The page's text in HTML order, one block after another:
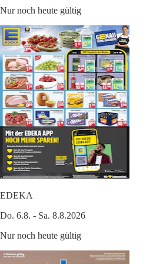
Nur noch heute gültig
EDEKA
Do. 6.8. - Sa. 8.8.2026
Nur noch heute gültig